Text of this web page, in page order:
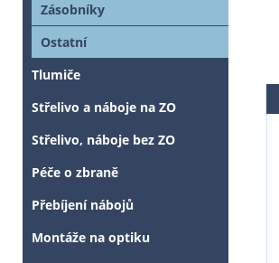
Zásobníky
Ostatní
Tlumiče
Střelivo a náboje na ZO
Střelivo, náboje bez ZO
Péče o zbraně
Přebíjení nábojů
Montáže na optiku